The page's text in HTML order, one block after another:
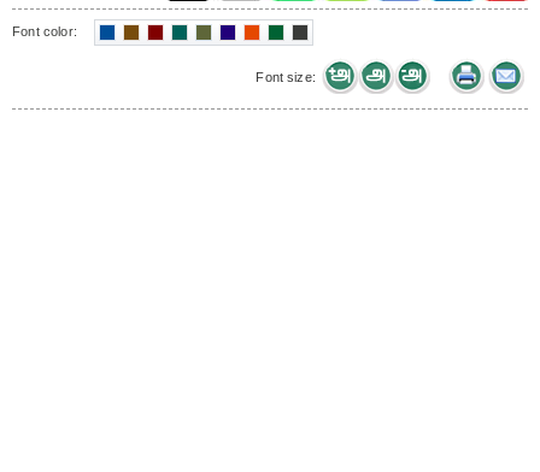
Font color:
Font size: